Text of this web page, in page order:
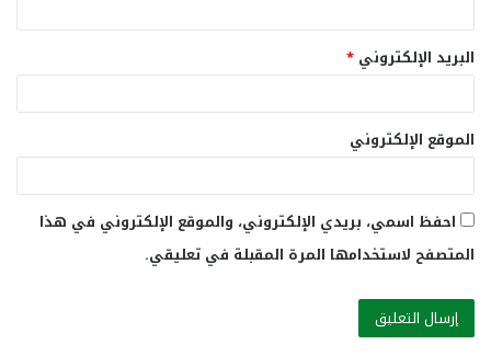
البريد الإلكتروني *
الموقع الإلكتروني
احفظ اسمي، بريدي الإلكتروني، والموقع الإلكتروني في هذا
المتصفح لاستخدامها المرة المقبلة في تعليقي.